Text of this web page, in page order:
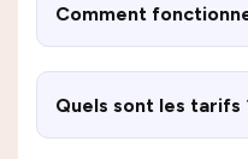
Comment
Quels sont les tarifs